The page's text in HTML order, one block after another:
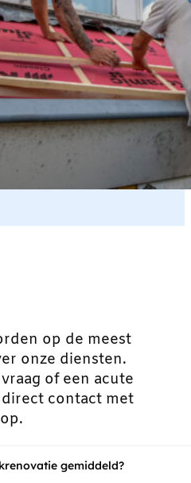
op de meest
onze diensten.
of een acute
direct contact met
gemiddeld?